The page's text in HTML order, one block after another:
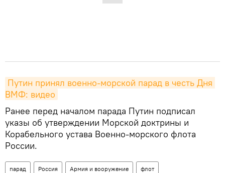
Путин принял военно-морской парад в честь Дня
ВМФ: видео
Ранее перед началом парада Путин подписал
указы об утверждении Морской доктрины и
Корабельного устава Военно-морского флота
России.
парад Россия Армия и вооружение флот